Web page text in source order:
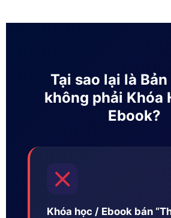
Tại sao lại là
không phải Khóa
Ebook?
Khóa học / Ebook bán